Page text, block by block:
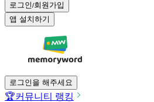
로그인/회원가입
앱 설치하기
로그인을 해주세요
🏆커뮤니티 랭킹